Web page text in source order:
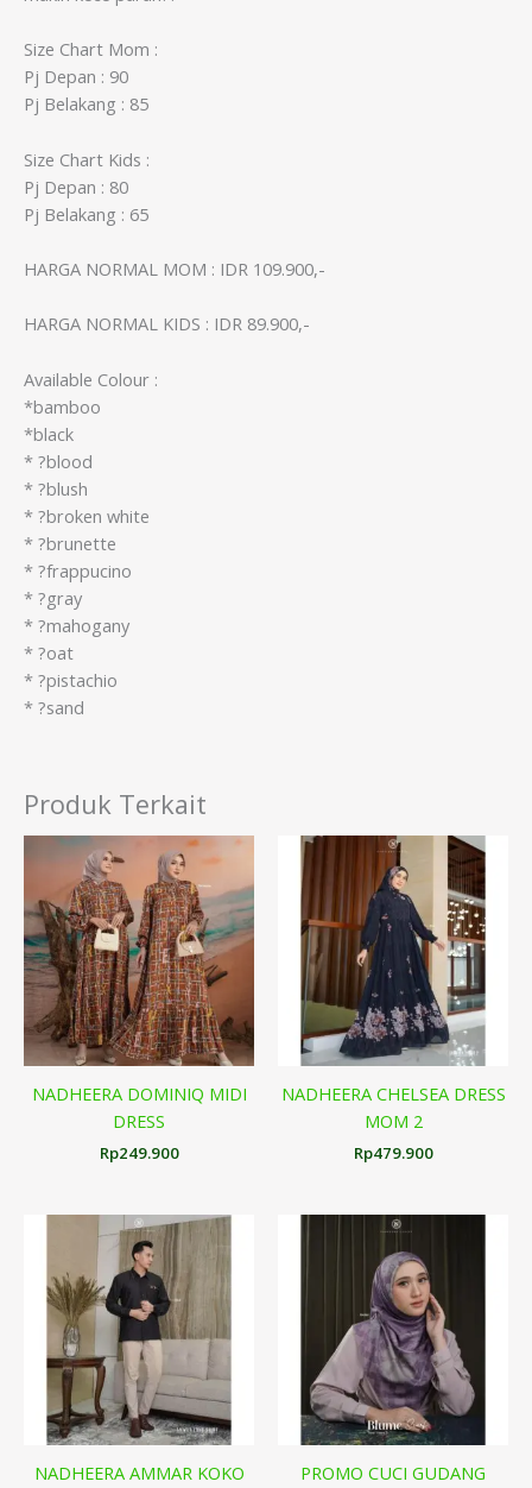
Size Chart Mom :
Pj Depan : 90
Pj Belakang : 85
Size Chart Kids :
Pj Depan : 80
Pj Belakang : 65
HARGA NORMAL MOM : IDR 109.900,-
HARGA NORMAL KIDS : IDR 89.900,-
Available Colour :
*bamboo
*black
* ?blood
* ?blush
* ?broken white
* ?brunette
* ?frappucino
* ?gray
* ?mahogany
* ?oat
* ?pistachio
* ?sand
Produk Terkait
NADHEERA DOMINIQ MIDI
DRESS
Rp249.900
NADHEERA CHELSEA DRESS
MOM 2
Rp479.900
NADHEERA AMMAR KOKO
PROMO CUCI GUDANG